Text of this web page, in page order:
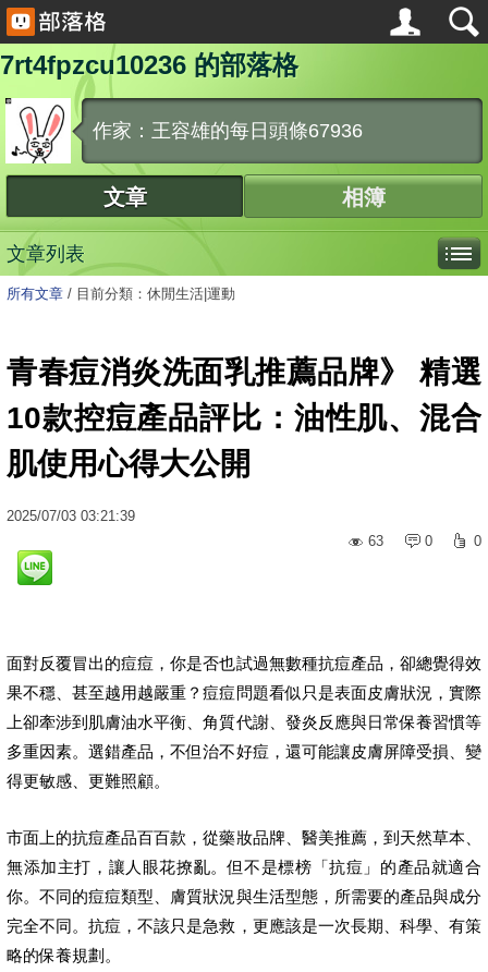
7rt4fpzcu10236 的部落格
作家：王容雄的每日頭條67936
文章 相簿
文章列表
所有文章 / 目前分類：休閒生活|運動
青春痘消炎洗面乳推薦品牌》 精選
10款控痘產品評比：油性肌、混合
肌使用心得大公開
2025/07/03 03:21:39
63
0 0
面對反覆冒出的痘痘，你是否也試過無數種抗痘產品，卻總覺得效
果不穩、甚至越用越嚴重？痘痘問題看似只是表面皮膚狀況，實際
上卻牽涉到肌膚油水平衡、角質代謝、發炎反應與日常保養習慣等
多重因素。選錯產品，不但治不好痘，還可能讓皮膚屏障受損、變
得更敏感、更難照顧。
市面上的抗痘產品百百款，從藥妝品牌、醫美推薦，到天然草本、
無添加主打，讓人眼花撩亂。但不是標榜「抗痘」的產品就適合
你。不同的痘痘類型、膚質狀況與生活型態，所需要的產品與成分
完全不同。抗痘，不該只是急救，更應該是一次長期、科學、有策
略的保養規劃。